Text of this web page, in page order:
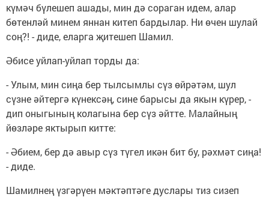
күмәч бүлешеп ашады, мин дә сораган идем, алар
бөтенләй минем яннан китеп бардылар. Ни өчен шулай
соң?! - диде, еларга җитешеп Шамил.
Әбисе уйлап-уйлап торды да:
- Улым, мин сиңа бер тылсымлы сүз өйрәтәм, шул
сүзне әйтергә күнексәң, сине барысы да якын күрер, -
дип оныгының колагына бер сүз әйтте. Малайның
йөзләре яктырып китте:
- Әбием, бер дә авыр сүз түгел икән бит бу, рәхмәт сиңа!
- диде.
Шамилнең үзгәрүен мәктәптәге дуслары тиз сизеп